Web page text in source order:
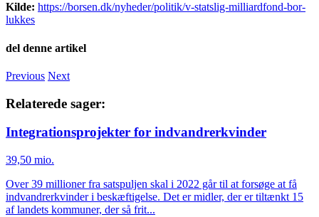
Kilde: https://borsen.dk/nyheder/politik/v-statslig-milliardfond-bor-
lukkes
del denne artikel
Facebook
Twitter
LinkedIn
E-
Previous Next
Relaterede sager:
Integrationsprojekter for indvandrerkvinder
39,50 mio.
Over 39 millioner fra satspuljen skal i 2022 går til at forsøge at få
indvandrerkvinder i beskæftigelse. Det er midler, der er tiltænkt 15
af landets kommuner, der så frit...